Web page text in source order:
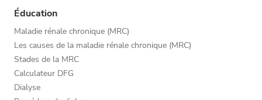
Éducation
Maladie rénale chronique (MRC)
Les causes de la maladie rénale chronique (MRC)
Stades de la MRC
Calculateur DFG
Dialyse